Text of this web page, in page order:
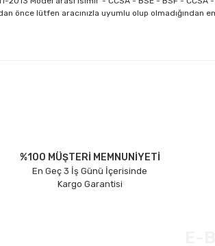
önce lütfen aracınızla uyumlu olup olmadığından
%100 MÜŞTERİ MEMNUNİYETİ
En Geç 3 İş Günü İçerisinde
Kargo Garantisi